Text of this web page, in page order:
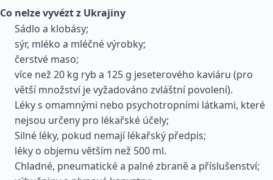
Co nelze vyvézt z Ukrajiny
Sádlo a klobásy;
sýr, mléko a mléčné výrobky;
čerstvé maso;
více než 20 kg ryb a 125 g jeseterového kaviáru (pro
větší množství je vyžadováno zvláštní povolení).
Léky s omamnými nebo psychotropními látkami, které
nejsou určeny pro lékařské účely;
Silné léky, pokud nemají lékařský předpis;
léky o objemu větším než 500 ml.
Chladné, pneumatické a palné zbraně a příslušenství;